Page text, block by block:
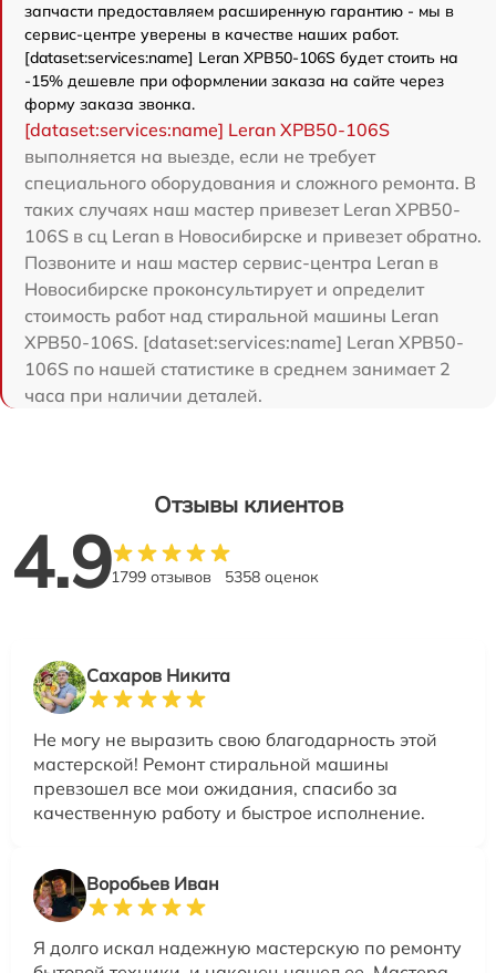
запчасти предоставляем расширенную гарантию - мы в
сервис-центре уверены в качестве наших работ.
[dataset:services:name] Leran XPB50-106S будет стоить на
-15% дешевле при оформлении заказа на сайте через
форму заказа звонка.
[dataset:services:name] Leran XPB50-106S
выполняется на выезде, если не требует
специального оборудования и сложного ремонта. В
таких случаях наш мастер привезет Leran XPB50-
106S в сц Leran в Новосибирске и привезет обратно.
Позвоните и наш мастер сервис-центра Leran в
Новосибирске проконсультирует и определит
стоимость работ над стиральной машины Leran
XPB50-106S. [dataset:services:name] Leran XPB50-
106S по нашей статистике в среднем занимает 2
часа при наличии деталей.
Отзывы клиентов
4.91799 отзывов 5358 оценок
Сахаров Никита
Не могу не выразить свою благодарность этой
мастерской! Ремонт стиральной машины
превзошел все мои ожидания, спасибо за
качественную работу и быстрое исполнение.
Воробьев Иван
Я долго искал надежную мастерскую по ремонту